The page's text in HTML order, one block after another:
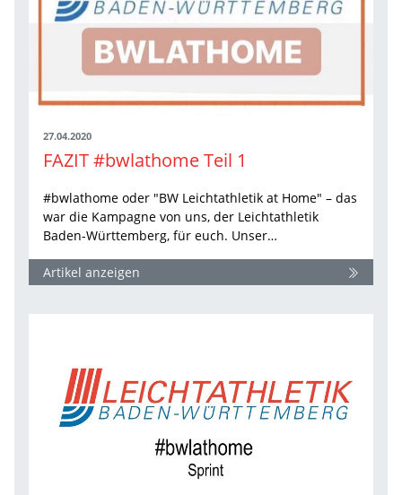
27.04.2020
FAZIT #bwlathome Teil 1
#bwlathome oder "BW Leichtathletik at Home" – das
war die Kampagne von uns, der Leichtathletik
Baden-Württemberg, für euch. Unser…
Artikel anzeigen